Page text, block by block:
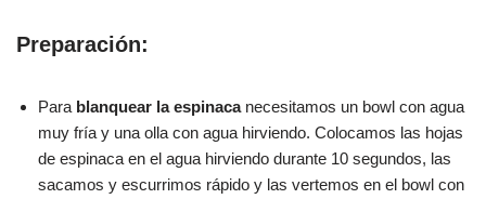
Preparación:
Para blanquear la espinacanecesitamos un bowl con agua
muy fría y una olla con agua hirviendo. Colocamos las hojas
de espinaca en el agua hirviendo durante 10 segundos, las
sacamos y escurrimos rápido y las vertemos en el bowl con